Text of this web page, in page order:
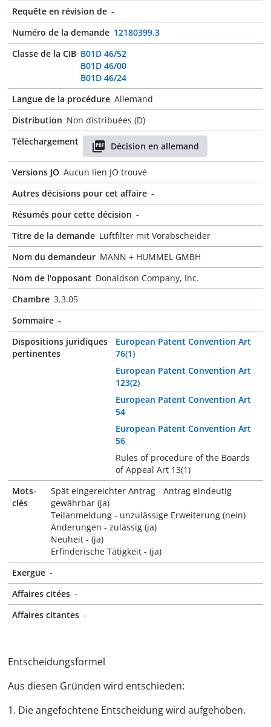
Requête en révision de -
Numéro de la demande 12180399.3
Classe de la CIB B01D 46/52
B01D 46/00
B01D 46/24
Langue de la procédure Allemand
Distribution Non distribuées (D)
Téléchargement
Décision en allemand
Versions JO Aucun lien JO trouvé
Autres décisions pour cet affaire -
Résumés pour cette décision -
Titre de la demande Luftfilter mit Vorabscheider
Nom du demandeur MANN + HUMMEL GMBH
Nom de l'opposant Donaldson Company, Inc.
Chambre 3.3.05
Sommaire -
Dispositions juridiques
pertinentes
European Patent Convention Art
76(1)
European Patent Convention Art
123(2)
European Patent Convention Art
54
European Patent Convention Art
56
Rules of procedure of the Boards
of Appeal Art 13(1)
Mots-
clés
Spät eingereichter Antrag - Antrag eindeutig
gewährbar (ja)
Teilanmeldung - unzulässige Erweiterung (nein)
Änderungen - zulässig (ja)
Neuheit - (ja)
Erfinderische Tätigkeit - (ja)
Exergue -
Affaires citées -
Affaires citantes -
Entscheidungsformel
Aus diesen Gründen wird entschieden:
1. Die angefochtene Entscheidung wird aufgehoben.